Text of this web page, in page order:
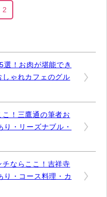
2
選！お肉が堪能でき
ゃれカフェのグル
こ！三鷹通の筆者お
・リーズナブル・
チならここ！吉祥寺
り・コース料理・カ